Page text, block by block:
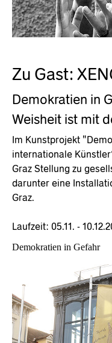
Zu Gast:
Demokratien in
Weisheit ist mit
Im Kunstprojekt
internationale
Graz Stellung zu
darunter eine
Graz.
Laufzeit: 05.11. -
Demokratien in Gefahr